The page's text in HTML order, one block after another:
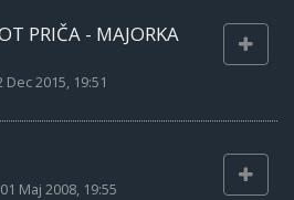
PRIČA - MAJORKA
Dec 2015, 19:51
01 Maj 2008, 19:55